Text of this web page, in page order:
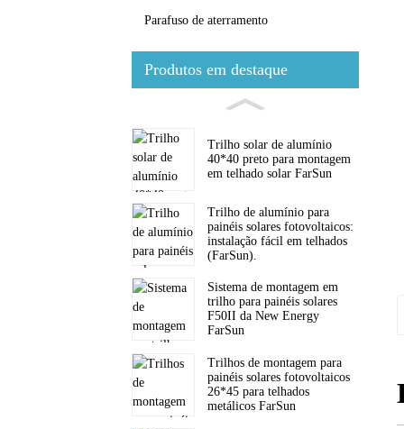
Parafuso de aterramento
Produtos em destaque
Trilho solar de alumínio
40*40 preto para montagem
em telhado solar FarSun
Trilho de alumínio para
painéis solares fotovoltaicos:
instalação fácil em telhados
(FarSun).
Sistema de montagem em
trilho para painéis solares
F50II da New Energy
FarSun
Trilhos de montagem para
painéis solares fotovoltaicos
26*45 para telhados
metálicos FarSun